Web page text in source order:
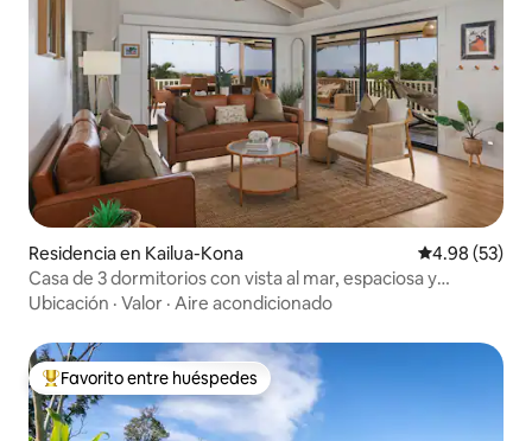
Residencia en Kailua-Kona Calificación
4.98 (53)
Casa de 3 dormitorios con vista al mar, espaciosa y
tranquila en Kona
Ubicación · Valor · Aire acondicionado
De los mejores en Favorito entre huéspedes
Favorito entre huéspedes